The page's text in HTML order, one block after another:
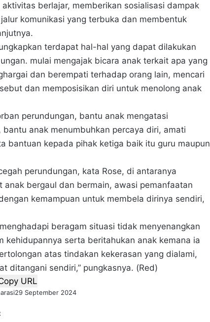
berlajar, memberikan sosialisasi dampak
komunikasi yang terbuka dan membentuk
terdapat hal-hal yang dapat dilakukan
mulai mengajak bicara anak terkait apa yang
dan berempati terhadap orang lain, mencari
dan memposisikan diri untuk menolong anak
perundungan, bantu anak mengatasi
anak menumbuhkan percaya diri, amati
bantuan kepada pihak ketiga baik itu guru maupun
perundungan, kata Rose, di antaranya
anak bergaul dan bermain, awasi pemanfaatan
kemampuan untuk membela dirinya sendiri,
beragam situasi tidak menyenangkan
kehidupannya serta beritahukan anak kemana ia
atas tindakan kekerasan yang dialami,
ditangani sendiri,” pungkasnya. (Red)
URL
29 September 2024